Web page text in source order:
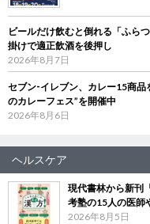
ビールだけ飲むと倒れる「ふら
掛けで適正飲酒を後押し
2026年8月7日
セブン‐イレブン、カレー15商
のカレーフェス”を開催中
2026年8月6日
ヘルスケア
現代書林から新刊
考塾の15人の医師
2026年8月5日